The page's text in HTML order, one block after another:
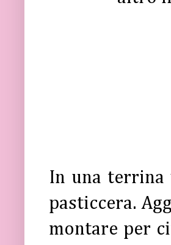
In una terrina
pasticcera.
montare per